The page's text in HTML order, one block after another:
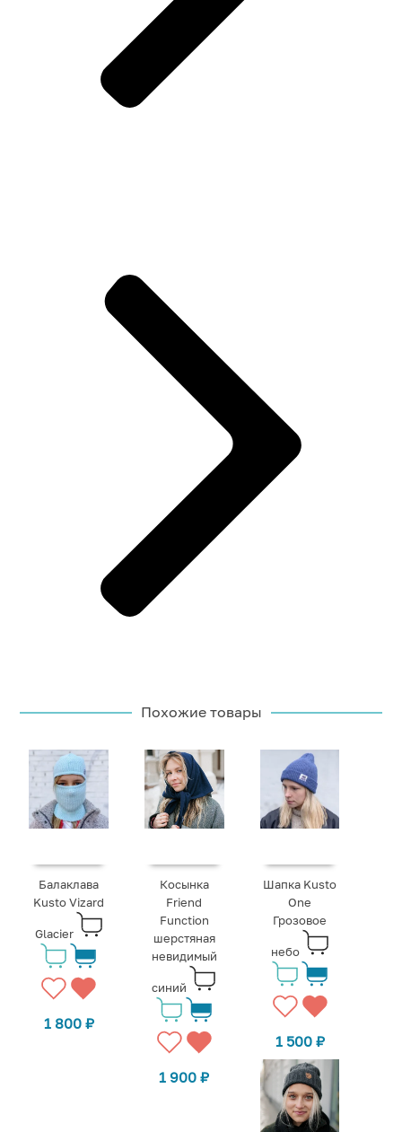
Похожие товары
Балаклава
Kusto Vizard
Glacier
1 800 ₽
Косынка
Friend
Function
шерстяная
невидимый
синий
1 900₽
Шапка Kusto
One
Грозовое
небо
1 500 ₽